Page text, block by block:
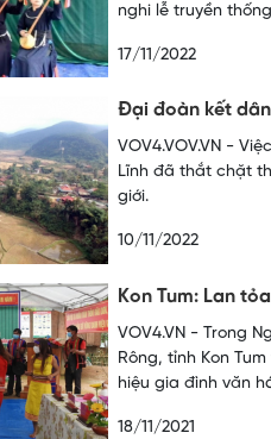
nghi lễ truyền
17/11/2022
Đại đoàn kết
VOV4.VOV.VN -
Lĩnh đã thắt chặt
giới.
10/11/2022
Kon Tum: Lan
VOV4.VN - Trong
Rông, tỉnh Kon
hiệu gia đình văn
18/11/2021